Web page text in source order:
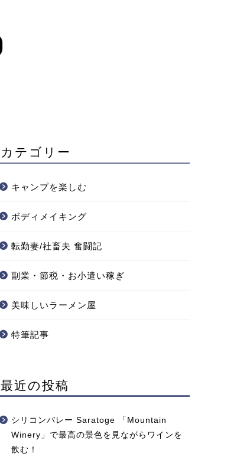
カテゴリー
キャンプを楽しむ
ボディメイキング
転勤妻/社畜夫 奮闘記
副業・節税・お小遣い稼ぎ
美味しいラーメン屋
特筆記事
最近の投稿
シリコンバレー Saratoge 「Mountain
Winery」で最高の景色を見ながらワインを
飲む！